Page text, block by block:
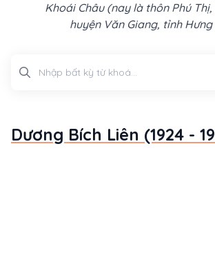
Khoái Châu (nay là thôn Phú Thị,
huyện Văn Giang, tỉnh Hưng
Dương Bích Liên (1924 -